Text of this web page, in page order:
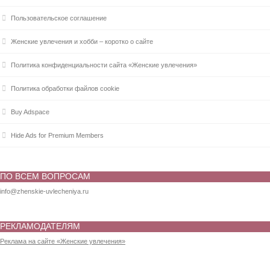
Пользовательское соглашение
Женские увлечения и хобби – коротко о сайте
Политика конфиденциальности сайта «Женские увлечения»
Политика обработки файлов cookie
Buy Adspace
Hide Ads for Premium Members
ПО ВСЕМ ВОПРОСАМ
info@zhenskie-uvlecheniya.ru
РЕКЛАМОДАТЕЛЯМ
Реклама на сайте «Женские увлечения»